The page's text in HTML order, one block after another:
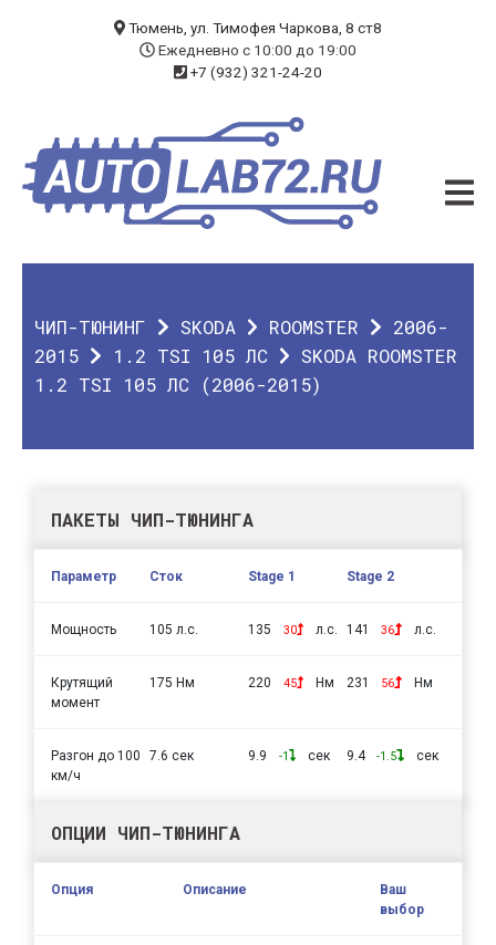
ЧИП-ТЮНИНГ
ДИАГНОСТИКА
О КОМПАНИИ
Тюмень, ул. Тимофея Чаркова, 8 ст8
Ежедневно с 10:00 до 19:00
+7 (932) 321-24-20
ЧИП-ТЮНИНГ SKODA ROOMSTER
2006-
2015
1.2 TSI 105 ЛС
SKODA ROOMSTER
1.2 TSI 105 ЛС (2006-2015)
ПАКЕТЫ ЧИП-ТЮНИНГА
Параметр Сток Stage 1 Stage 2
Мощность 105 л.с. 135 30 л.с. 141 36 л.с.
Крутящий
момент
175 Нм 220 45 Нм 231 56 Нм
Разгон до 100
км/ч
7.6 сек 9.9 -1 сек 9.4 -1.5 сек
ОПЦИИ ЧИП-ТЮНИНГА
Опция Описание
Ваш
выбор